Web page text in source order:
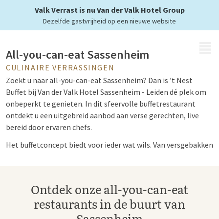
Valk Verrast is nu Van der Valk Hotel Group
Dezelfde gastvrijheid op een nieuwe website
in Sassenheim
All-you-can-eat Sassenheim
CULINAIRE VERRASSINGEN
Zoekt u naar all-you-can-eat Sassenheim? Dan is ’t Nest
Buffet bij Van der Valk Hotel Sassenheim - Leiden dé plek om
onbeperkt te genieten. In dit sfeervolle buffetrestaurant
ontdekt u een uitgebreid aanbod aan verse gerechten, live
bereid door ervaren chefs.
Het buffetconcept biedt voor ieder wat wils. Van versgebakken
hotel, waar verfijnde Aziatische gerechten centraal staan.
Met een ruim aanbod en een gezellige sfeer is dit een
Ontdek onze all-you-can-eat
restaurants in de buurt van